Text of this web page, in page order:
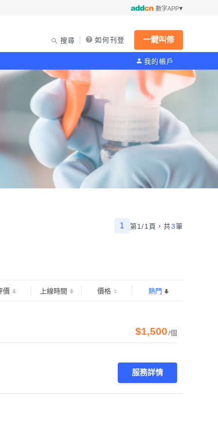
數字APP
搜尋 如何刊登 一鍵叫修
我的帳戶
1 第1/1頁，共3筆
價 上線時間 價格 熱門
$1,500/個
服務詳情